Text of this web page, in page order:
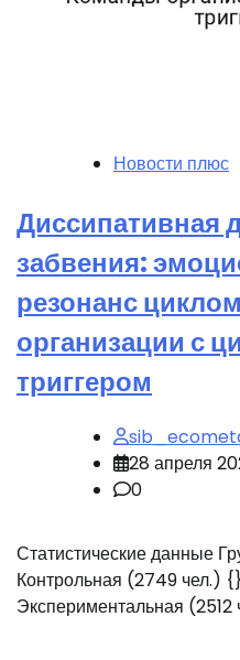
Новости плюс
Диссипативная
забвения:
резонанс
организации с
триггером
28 апреля
0
Статистические данные
Контрольная (2749 чел.)
Экспериментальная